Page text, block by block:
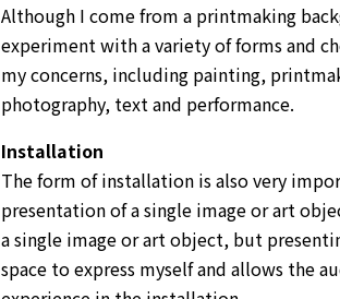
Although I come from a printmaking
experiment with a variety of forms and
my concerns, including painting,
photography, text and performance.
Installation
The form of installation is also very
presentation of a single image or art
a single image or art object, but
space to express myself and allows the